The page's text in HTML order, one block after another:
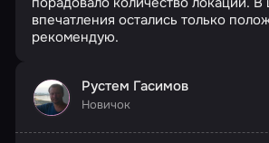
впечатления остались только
рекомендую.
Рустем Гасимов
Новичок